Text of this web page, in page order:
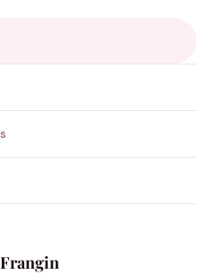
DEMANDE ✨
France✅ Validation avant fabrication